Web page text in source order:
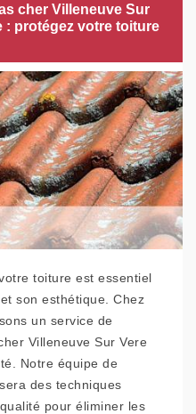
cher Villeneuve Sur
: protégez votre toiture
toiture est essentiel
son esthétique. Chez
un service de
Villeneuve Sur Vere
Notre équipe de
des techniques
pour éliminer les